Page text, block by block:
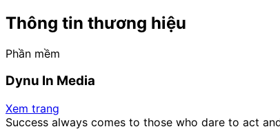
Thông tin thương hiệu
Phần mềm
Dynu In Media
Xem trang
Success always comes to those who dare to act